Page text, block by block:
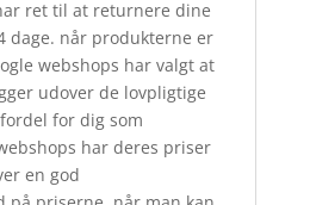
ret til at returnere dine
dage. når produkterne er
webshops har valgt at
udover de lovpligtige
for dig som
har deres priser
en god